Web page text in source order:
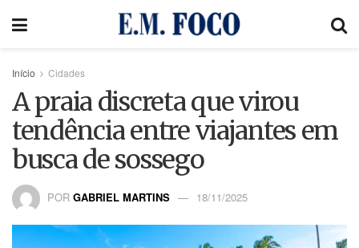
Início Cidades
A praia discreta que virou
tendência entre viajantes em
busca de sossego
POR GABRIEL MARTINS 18/11/2025